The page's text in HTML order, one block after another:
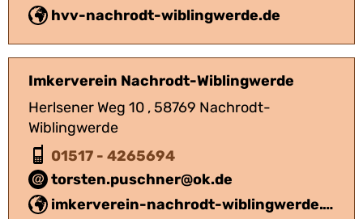
hvv-nachrodt-wiblingwerde.de
imkerverein-nachrodt-wiblingwerde.weebly.com
torsten.puschner@ok.de
Imkerverein Nachrodt-Wiblingwerde
Herlsener Weg 10 , 58769 Nachrodt-
Wiblingwerde
01517 - 4265694